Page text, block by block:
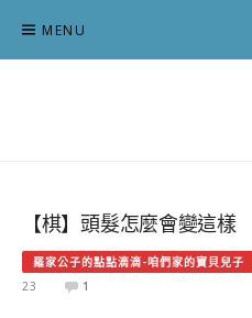
content
MENU
【棋】頭髮怎麼會變這樣
羅家公子的點點滴滴-咱們家的寶貝兒子
23
1